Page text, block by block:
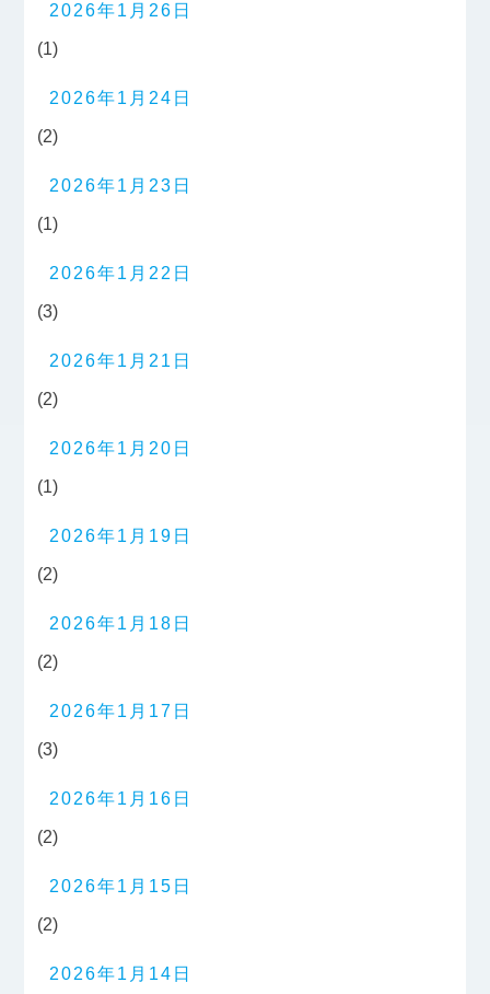
2026年1月26日
(1)
2026年1月24日
(2)
2026年1月23日
(1)
2026年1月22日
(3)
2026年1月21日
(2)
2026年1月20日
(1)
2026年1月19日
(2)
2026年1月18日
(2)
2026年1月17日
(3)
2026年1月16日
(2)
2026年1月15日
(2)
2026年1月14日